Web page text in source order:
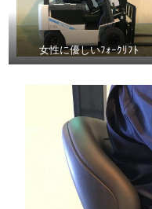
女性に優しいﾌｫｰｸﾘﾌﾄ